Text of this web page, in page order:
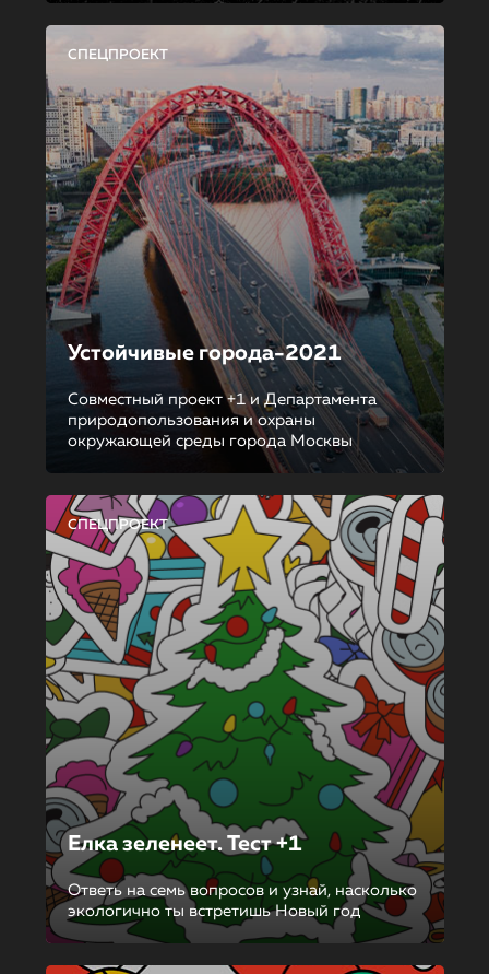
СПЕЦПРОЕКТ
Устойчивые города-2021
Совместный проект +1 и Департамента
природопользования и охраны
окружающей среды города Москвы
СПЕЦПРОЕКТ
Елка зеленеет. Тест +1
Ответь на семь вопросов и узнай, насколько
экологично ты встретишь Новый год